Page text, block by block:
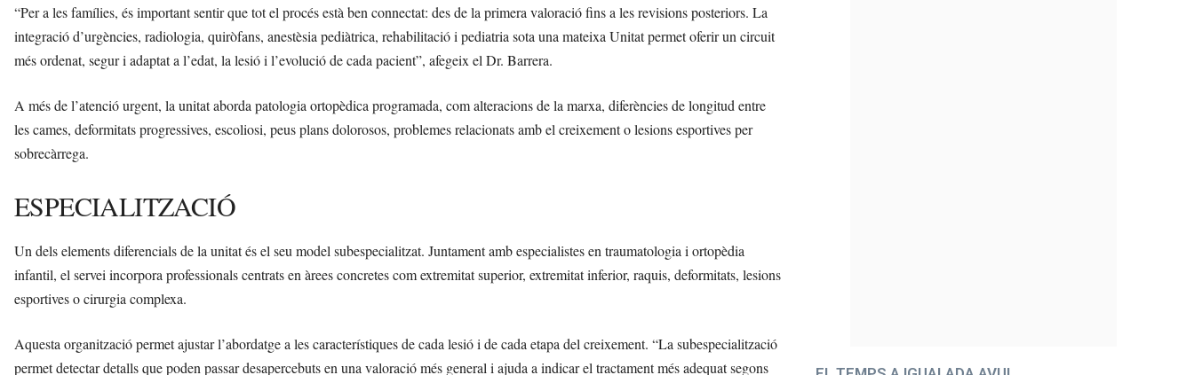
“Per a les famílies, és important sentir que tot el procés està ben connectat: des de la primera valoració fins a les revisions posteriors. La
integració d’urgències, radiologia, quiròfans, anestèsia pediàtrica, rehabilitació i pediatria sota una mateixa Unitat permet oferir un circuit
més ordenat, segur i adaptat a l’edat, la lesió i l’evolució de cada pacient”, afegeix el Dr. Barrera.
A més de l’atenció urgent, la unitat aborda patologia ortopèdica programada, com alteracions de la marxa, diferències de longitud entre
les cames, deformitats progressives, escoliosi, peus plans dolorosos, problemes relacionats amb el creixement o lesions esportives per
sobrecàrrega.
ESPECIALITZACIÓ
Un dels elements diferencials de la unitat és el seu model subespecialitzat. Juntament amb especialistes en traumatologia i ortopèdia
infantil, el servei incorpora professionals centrats en àrees concretes com extremitat superior, extremitat inferior, raquis, deformitats, lesions
esportives o cirurgia complexa.
Aquesta organització permet ajustar l’abordatge a les característiques de cada lesió i de cada etapa del creixement. “La subespecialització
permet detectar detalls que poden passar desapercebuts en una valoració més general i ajuda a indicar el tractament més adequat segons